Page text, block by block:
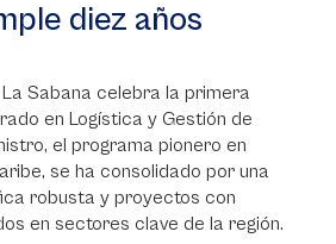
diez años
Sabana celebra la primera
en Logística y Gestión de
el programa pionero en
se ha consolidado por una
robusta y proyectos con
en sectores clave de la región.